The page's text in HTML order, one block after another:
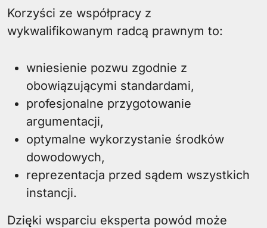
Korzyści ze współpracy z
wykwalifikowanym radcą prawnym to:
wniesienie pozwu zgodnie z
obowiązującymi standardami,
profesjonalne przygotowanie
argumentacji,
optymalne wykorzystanie środków
dowodowych,
reprezentacja przed sądem wszystkich
instancji.
Dzięki wsparciu eksperta powód może